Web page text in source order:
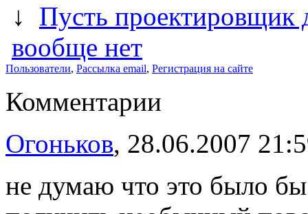
↓ Пусть проектировщик
вообще нет
Пользователи, Рассылка email, Регистрация на сайте
Комментарии
Огоньков, 28.06.2007
не думаю что это было